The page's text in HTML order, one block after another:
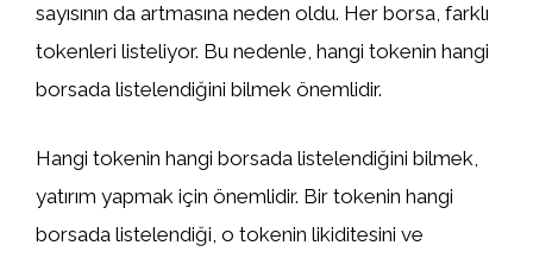
sayısının da artmasına neden oldu. Her borsa, farklı
tokenleri listeliyor. Bu nedenle, hangi tokenin hangi
borsada listelendiğini bilmek önemlidir.
Hangi tokenin hangi borsada listelendiğini bilmek,
yatırım yapmak için önemlidir. Bir tokenin hangi
borsada listelendiği, o tokenin likiditesini ve